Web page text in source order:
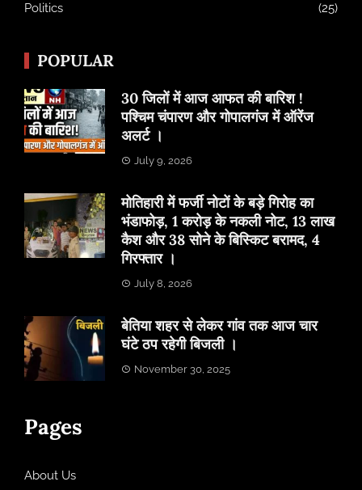
Politics
(25)
POPULAR
30 जिलों में आज आफत की बारिश !
पश्चिम चंपारण और गोपालगंज में ऑरेंज
अलर्ट ।
July 9, 2026
मोतिहारी में फर्जी नोटों के बड़े गिरोह का
भंडाफोड़, 1 करोड़ के नकली नोट, 13 लाख
कैश और 38 सोने के बिस्किट बरामद, 4
गिरफ्तार ।
July 8, 2026
बेतिया शहर से लेकर गांव तक आज चार
घंटे ठप रहेगी बिजली ।
November 30, 2025
Pages
About Us